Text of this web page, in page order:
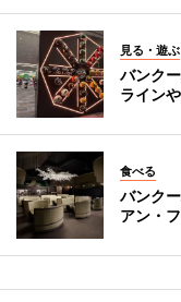
見る・遊ぶ
バンク
ライン
食べる
バンク
アン・